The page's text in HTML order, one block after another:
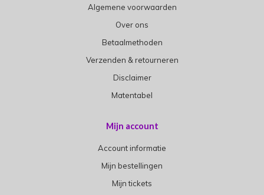
Algemene voorwaarden
Over ons
Betaalmethoden
Verzenden & retourneren
Disclaimer
Matentabel
Mijn account
Account informatie
Mijn bestellingen
Mijn tickets